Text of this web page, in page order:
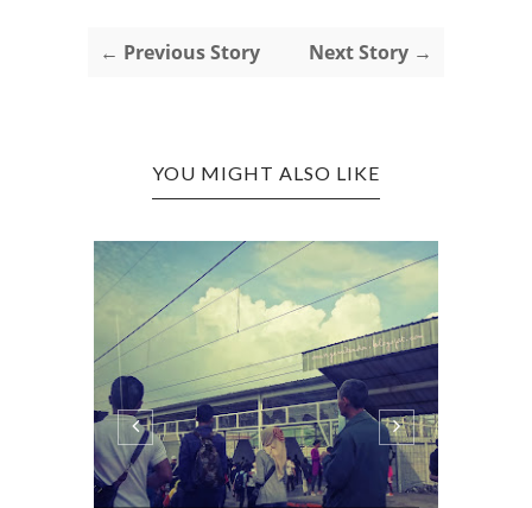
← Previous Story Next Story →
YOU MIGHT ALSO LIKE